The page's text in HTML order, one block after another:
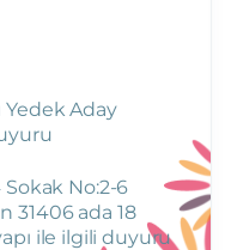
Yedek Aday
Sokak No:2-6
31406 ada 18
ile ilgili duyuru